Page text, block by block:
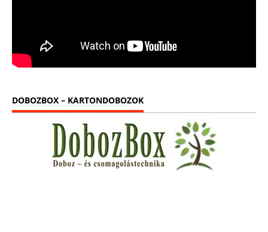
DOBOZBOX – KARTONDOBOZOK